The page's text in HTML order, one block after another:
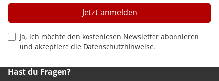
Privacy Policy Checkbox
Ja, ich möchte den kostenlosen Newsletter abonnieren
und akzeptiere die Datenschutzhinweise.
Jetzt anmelden
Hast du Fragen?